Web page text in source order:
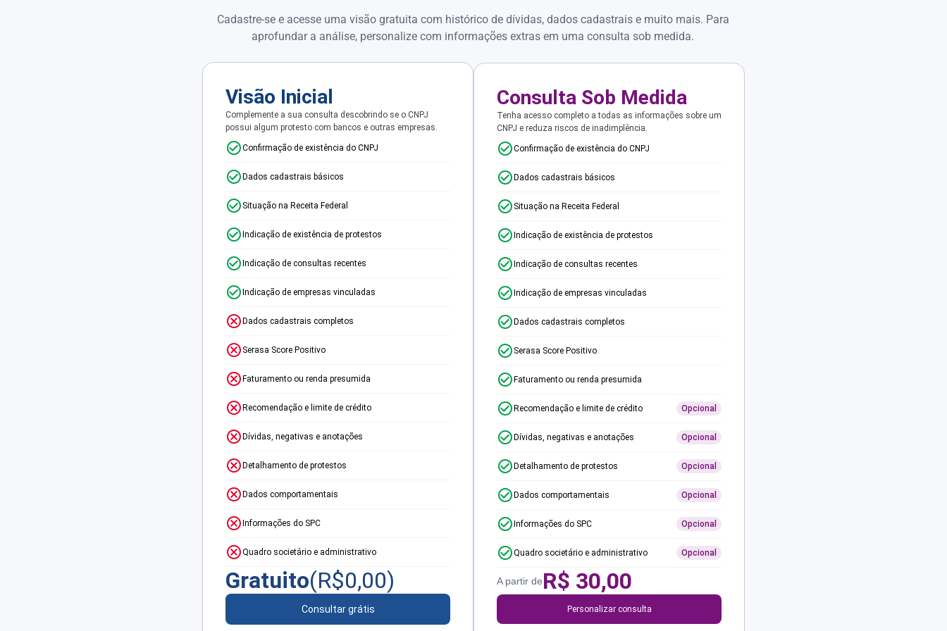
Cadastre-se e acesse uma visão gratuita com histórico de dívidas, dados cadastrais e muito mais. Para
aprofundar a análise, personalize com informações extras em uma consulta sob medida.
Visão Inicial
Complemente a sua consulta descobrindo se o CNPJ
possui algum protesto com bancos e outras empresas.
Confirmação de existência do CNPJ
Dados cadastrais básicos
Situação na Receita Federal
Indicação de existência de protestos
Indicação de consultas recentes
Indicação de empresas vinculadas
Dados cadastrais completos
Serasa Score Positivo
Faturamento ou renda presumida
Recomendação e limite de crédito
Dívidas, negativas e anotações
Detalhamento de protestos
Dados comportamentais
Informações do SPC
Quadro societário e administrativo
Gratuito(R$0,00)
Consultar grátis
Consulta Sob Medida
Tenha acesso completo a todas as informações sobre um
CNPJ e reduza riscos de inadimplência.
Confirmação de existência do CNPJ
Dados cadastrais básicos
Situação na Receita Federal
Indicação de existência de protestos
Indicação de consultas recentes
Indicação de empresas vinculadas
Dados cadastrais completos
Serasa Score Positivo
Faturamento ou renda presumida
Recomendação e limite de crédito Opcional
Dívidas, negativas e anotações Opcional
Detalhamento de protestos Opcional
Dados comportamentais Opcional
Informações do SPC Opcional
Quadro societário e administrativo Opcional
A partir deR$ 30,00
Personalizar consulta